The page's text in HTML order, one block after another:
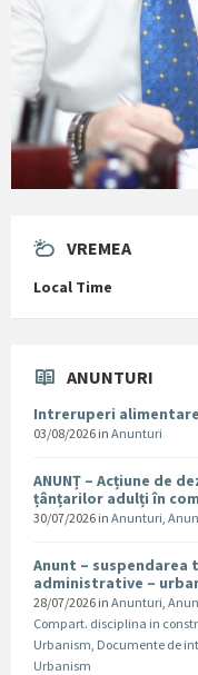
VREMEA
Local Time
ANUNTURI
Intreruperi
03/08/2026 in Anunturi
ANUNȚ – Acțiune de
țânțarilor adulți în
30/07/2026 in Anunturi,
Anunt –
administrative –
28/07/2026 in Anunturi,
Compart. disciplina in
Urbanism, Documente de
Urbanism